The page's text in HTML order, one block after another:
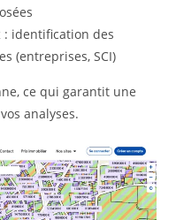
: identification des
(entreprises, SCI)
ce qui garantit une
analyses.